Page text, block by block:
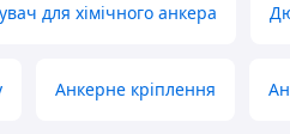
для хімічного анкера
Анкерне кріплення